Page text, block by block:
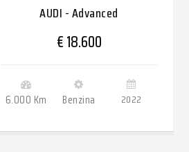
AUDI - Advanced
€ 18.600
6.000 Km Benzina 2022